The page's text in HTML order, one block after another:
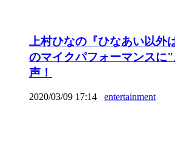
上村ひなの『ひなあい以外
のマイクパフォーマンスに
声！
2020/03/09 17:14 entertainment